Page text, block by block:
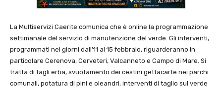
La Multiservizi Caerite comunica che è online la programmazione
settimanale del servizio di manutenzione del verde. Gli interventi,
programmati nei giorni dall’11 al 15 febbraio, riguarderanno in
particolare Cerenova, Cerveteri, Valcanneto e Campo di Mare. Si
tratta di tagli erba, svuotamento dei cestini gettacarte nei parchi
comunali, potatura di pini e oleandri, interventi di taglio sul verde